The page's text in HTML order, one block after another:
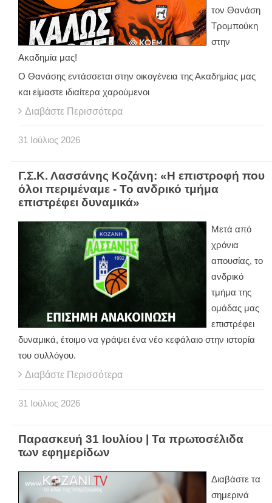
τον Θανάση
Τρομπούκη
στην
Ακαδημία μας!
Ο Θανάσης εντάσσεται στην οικογένεια της Ακαδημίας μας
και είμαστε ιδιαίτερα χαρούμενοι
Διαβάστε Περισσότερα
31 Ιούλιος 2026
Γ.Σ.Κ. Λασσάνης Κοζάνη: «Η επιστροφή που
όλοι περιμέναμε - Το ανδρικό τμήμα
επιστρέφει δυναμικά»
Μετά από
χρόνια
απουσίας, το
ανδρικό
τμήμα της
ομάδας μας
επιστρέφει
δυναμικά, έτοιμο να γράψει ένα νέο κεφάλαιο στην ιστορία
του συλλόγου.
Διαβάστε Περισσότερα
31 Ιούλιος 2026
Παρασκευή 31 Ιουλίου | Τα πρωτοσέλιδα
των εφημερίδων
Διαβάστε τα
σημερινά